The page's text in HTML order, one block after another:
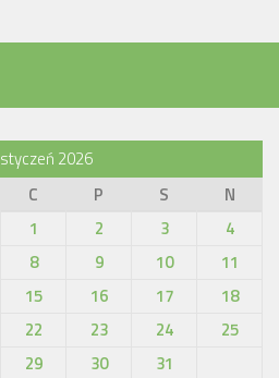
styczeń 2026
C P S
N
1
2 3
4
8 9 10
11
15 16 17
18
22 23 24
25
29 30
31